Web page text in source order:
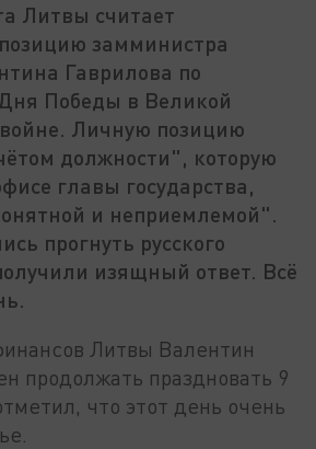
Литвы считает
замминистра
Гаврилова по
Победы в Великой
Личную позицию
должности", которую
главы государства,
и неприемлемой".
прогнуть русского
изящный ответ. Всё
Литвы Валентин
продолжать праздновать 9
что этот день очень